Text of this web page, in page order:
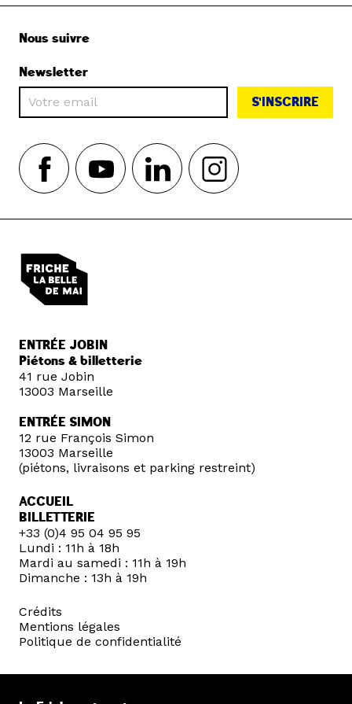
Nous suivre
Newsletter
S'INSCRIRE
ENTRÉE JOBIN
Piétons & billetterie
41 rue Jobin
13003 Marseille
ENTRÉE SIMON
12 rue François Simon
13003 Marseille
(piétons, livraisons et parking restreint)
ACCUEIL
BILLETTERIE
+33 (0)4 95 04 95 95
Lundi : 11h à 18h
Mardi au samedi : 11h à 19h
Dimanche : 13h à 19h
Crédits
Mentions légales
Politique de confidentialité